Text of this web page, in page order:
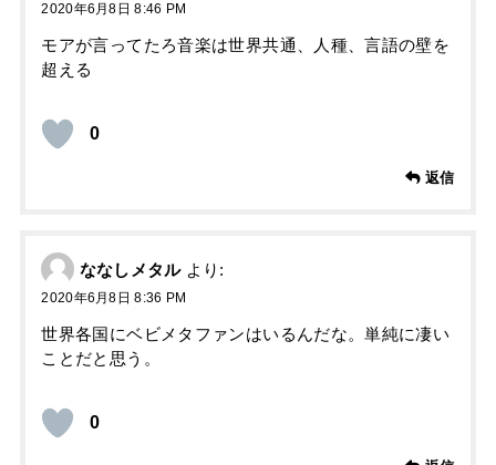
2020年6月8日 8:46 PM
モアが言ってたろ音楽は世界共通、人種、言語の壁を
超える
0
返信
ななしメタル より:
2020年6月8日 8:36 PM
世界各国にベビメタファンはいるんだな。単純に凄い
ことだと思う。
0